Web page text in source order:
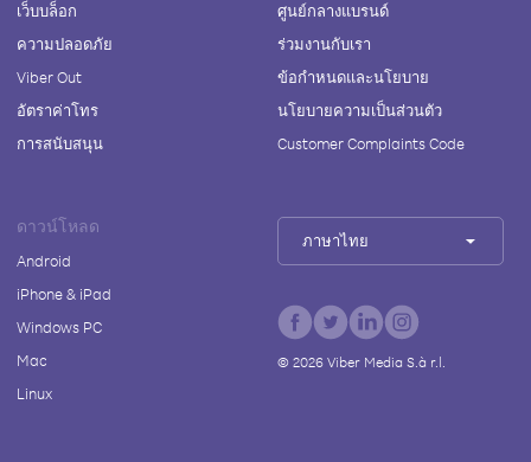
เว็บบล็อก
ความปลอดภัย
Viber Out
อัตราค่าโทร
การสนับสนุน
ศูนย์กลางแบรนด์
ร่วมงานกับเรา
ข้อกำหนดและนโยบาย
นโยบายความเป็นส่วนตัว
Customer Complaints Code
ดาวน์โหลด
Android
iPhone & iPad
Windows PC
Mac
Linux
ภาษาไทย
© 2026Viber Media S.à r.l.